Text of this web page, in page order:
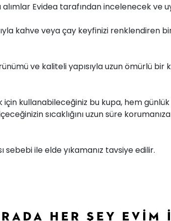
Evidea tarafından incelenecek ve
kahve veya çay keyfinizi
ve kaliteli yapısıyla uzun ömürlü
kullanabileceğiniz bu kupa, hem
sıcaklığını uzun süre
sebebi ile elde yıkamanız tavsiye edilir.